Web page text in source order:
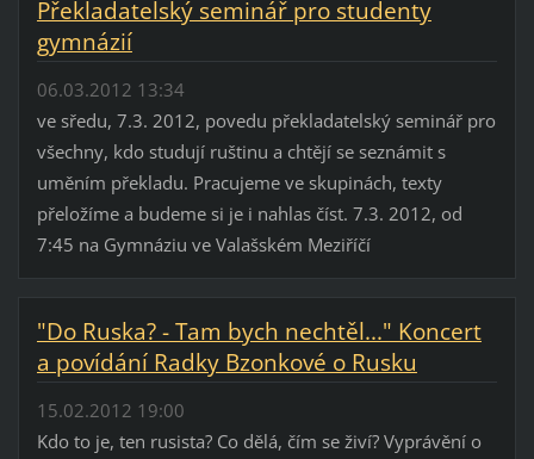
Překladatelský seminář pro studenty
gymnázií
06.03.2012 13:34
ve sředu, 7.3. 2012, povedu překladatelský seminář pro
všechny, kdo studují ruštinu a chtějí se seznámit s
uměním překladu. Pracujeme ve skupinách, texty
přeložíme a budeme si je i nahlas číst. 7.3. 2012, od
7:45 na Gymnáziu ve Valašském Meziříčí
"Do Ruska? - Tam bych nechtěl..." Koncert
a povídání Radky Bzonkové o Rusku
15.02.2012 19:00
Kdo to je, ten rusista? Co dělá, čím se živí? Vyprávění o